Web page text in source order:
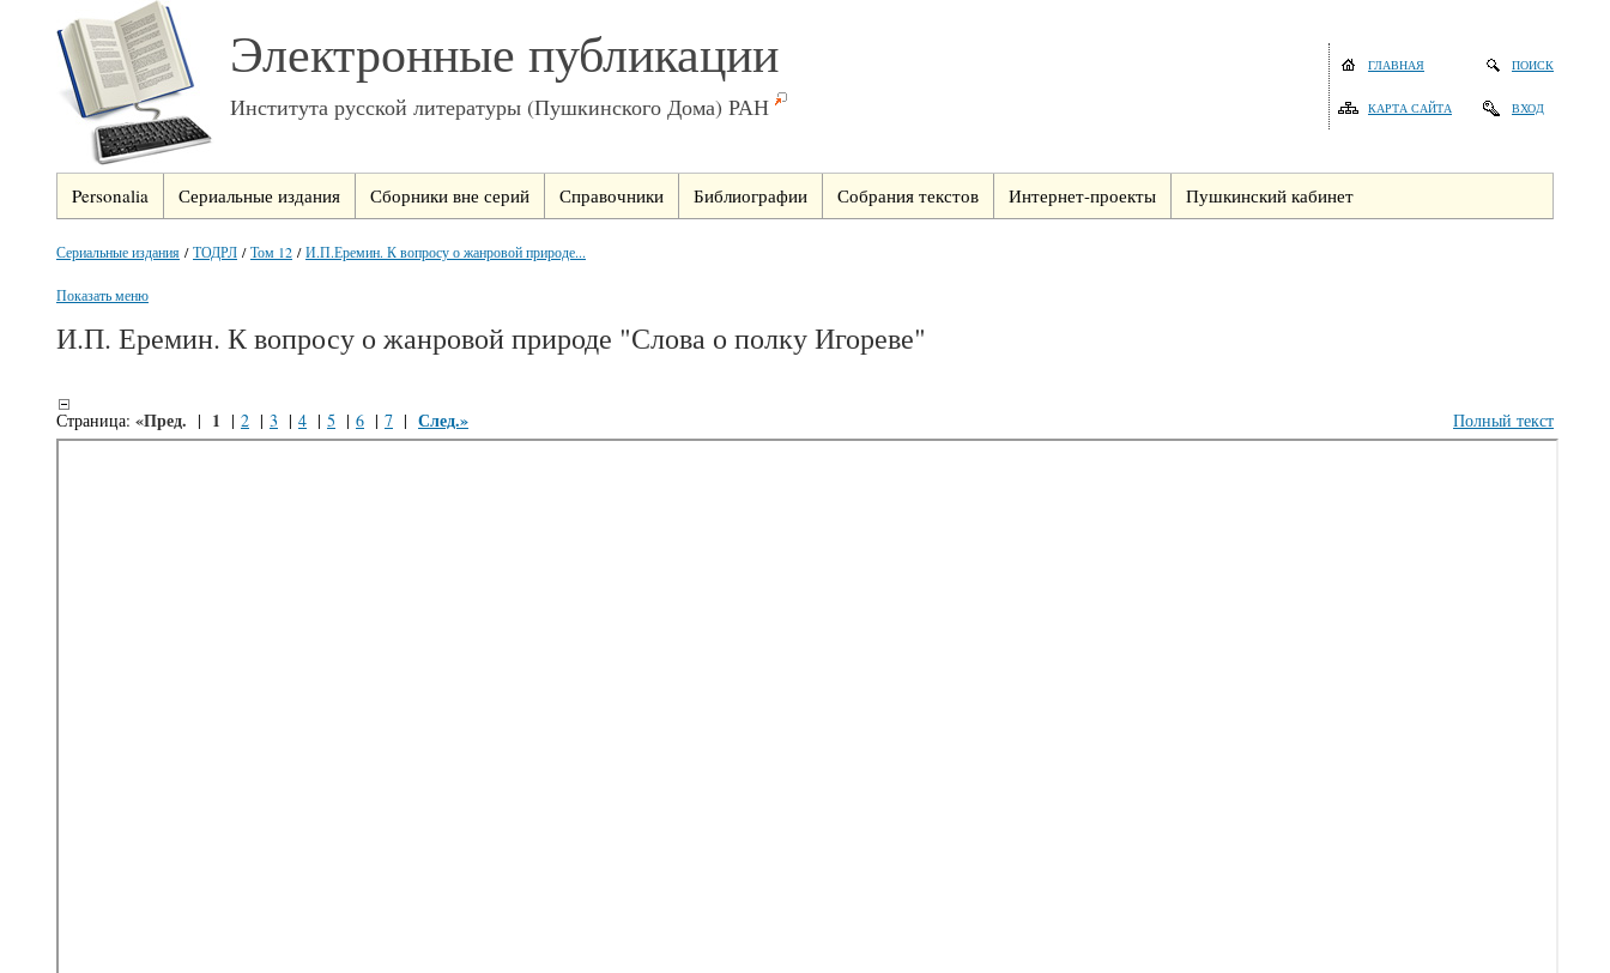
Электронные публикации
Института русской литературы (Пушкинского Дома) РАН
ГЛАВНАЯ
КАРТА САЙТА
ПОИСК
ВХОД
Personalia Сериальные издания Сборники вне серий Справочники Библиографии Собрания текстов Интернет-проекты Пушкинский кабинет
Сериальные издания /ТОДРЛ /Том 12 /И.П.Еремин. К вопросу о жанровой природе...
Показать меню
И.П. Еремин. К вопросу о жанровой природе "Слова о полку Игореве"
Страница: «Пред. | 1 | 2 | 3 | 4 | 5 | 6 | 7 | След.» Полный текст